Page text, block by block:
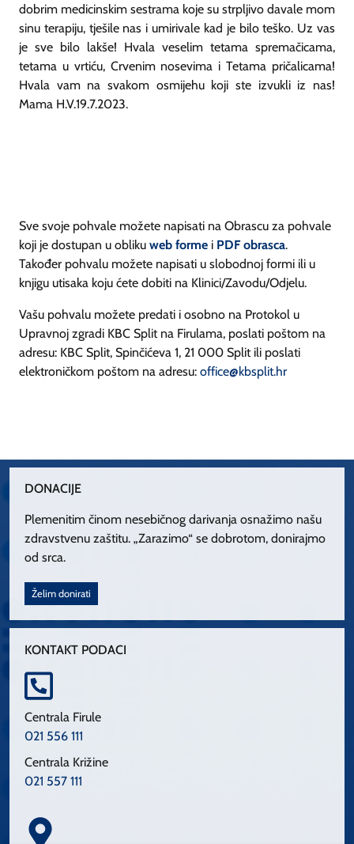
dobrim medicinskim sestrama koje su strpljivo davale mom
sinu terapiju, tješile nas i umirivale kad je bilo teško. Uz vas
je sve bilo lakše! Hvala veselim tetama spremačicama,
tetama u vrtiću, Crvenim nosevima i Tetama pričalicama!
Hvala vam na svakom osmijehu koji ste izvukli iz nas!
Mama H.V.19.7.2023.
Sve svoje pohvale možete napisati na Obrascu za pohvale
koji je dostupan u obliku web forme i PDF obrasca.
Također pohvalu možete napisati u slobodnoj formi ili u
knjigu utisaka koju ćete dobiti na Klinici/Zavodu/Odjelu.
Vašu pohvalu možete predati i osobno na Protokol u
Upravnoj zgradi KBC Split na Firulama, poslati poštom na
adresu: KBC Split, Spinčićeva 1, 21 000 Split ili poslati
elektroničkom poštom na adresu: office@kbsplit.hr
DONACIJE
Plemenitim činom nesebičnog darivanja osnažimo našu
zdravstvenu zaštitu. „Zarazimo“ se dobrotom, donirajmo
od srca.
Želim donirati
KONTAKT PODACI
Centrala Firule
021 556 111
Centrala Križine
021 557 111